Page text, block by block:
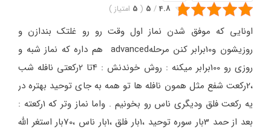
4.8
/
5
(
5 امتیاز)
اونایی که موفق شدن نماز اول وقت رو رو غلتک بندازن و
روزیشون و10برابر کنن مرحلهadvanced هم داره که نماز شبه و
روزی رو 100برابر میکنه : روش خوندنش : 4تا 2رکعتی نافله شب
،2رکعت شفع مثل همون نافله ها تو همه به جای توحید بهتره در
یه رکعت فلق ودیگری ناس رو بخونیم . واما نماز وتر که 1رکعته :
بعد از حمد 3بار سوره توحید ،1بار فلق ،1بار ناس ،70بار استغر الله